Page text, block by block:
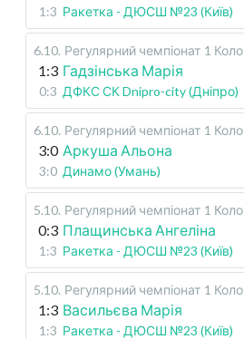
1:3 Ракетка - ДЮСШ №23 (Київ)
6.10. Регулярний чемпіонат 1 Коло
1:3 Гадзінська Марія
0:3 ДФКС СК Dnipro-city (Дніпро)
6.10. Регулярний чемпіонат 1 Коло
3:0 Аркуша Альона
3:0 Динамо (Умань)
5.10. Регулярний чемпіонат 1 Коло
0:3 Плащинська Ангеліна
1:3 Ракетка - ДЮСШ №23 (Київ)
5.10. Регулярний чемпіонат 1 Коло
1:3 Васильєва Марія
1:3 Ракетка - ДЮСШ №23 (Київ)